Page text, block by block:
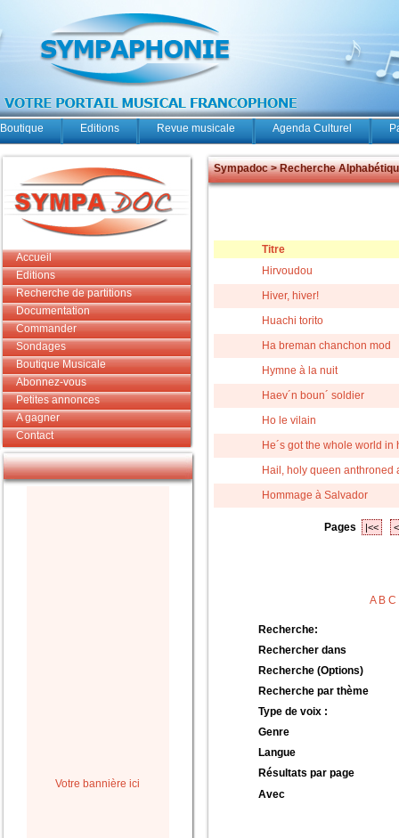
Boutique Editions Revue musicale Agenda Culturel
Accueil
Editions
Recherche de partitions
Documentation
Commander
Sondages
Boutique Musicale
Abonnez-vous
Petites annonces
A gagner
Contact
Votre bannière ici
Sympadoc > Recherche
Titre
Hirvoudou
Hiver, hiver!
Huachi torito
Ha breman chanchon mod
Hymne à la nuit
Haev´n boun´ soldier
Ho le vilain
He´s got the whole world in
Hail, holy queen anthroned
Hommage à Salvador
Pages |<<
A B C
Recherche:
Rechercher dans
Recherche (Options)
Recherche par thème
Type de voix :
Genre
Langue
Résultats par page
Avec